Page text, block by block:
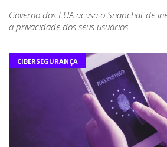
Governo dos EUA acusa o Snapchat de
a privacidade dos seus usuários.
CIBERSEGURANÇA